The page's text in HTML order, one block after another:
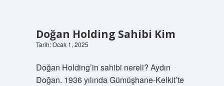
Doğan Holding Sahibi Kim
Tarih: Ocak 1, 2025
Doğan Holding’in sahibi nereli? Aydın
Doğan. 1936 yılında Gümüşhane-Kelkit’te